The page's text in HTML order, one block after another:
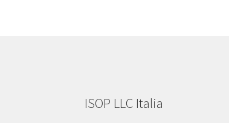
ISOP LLC Italia